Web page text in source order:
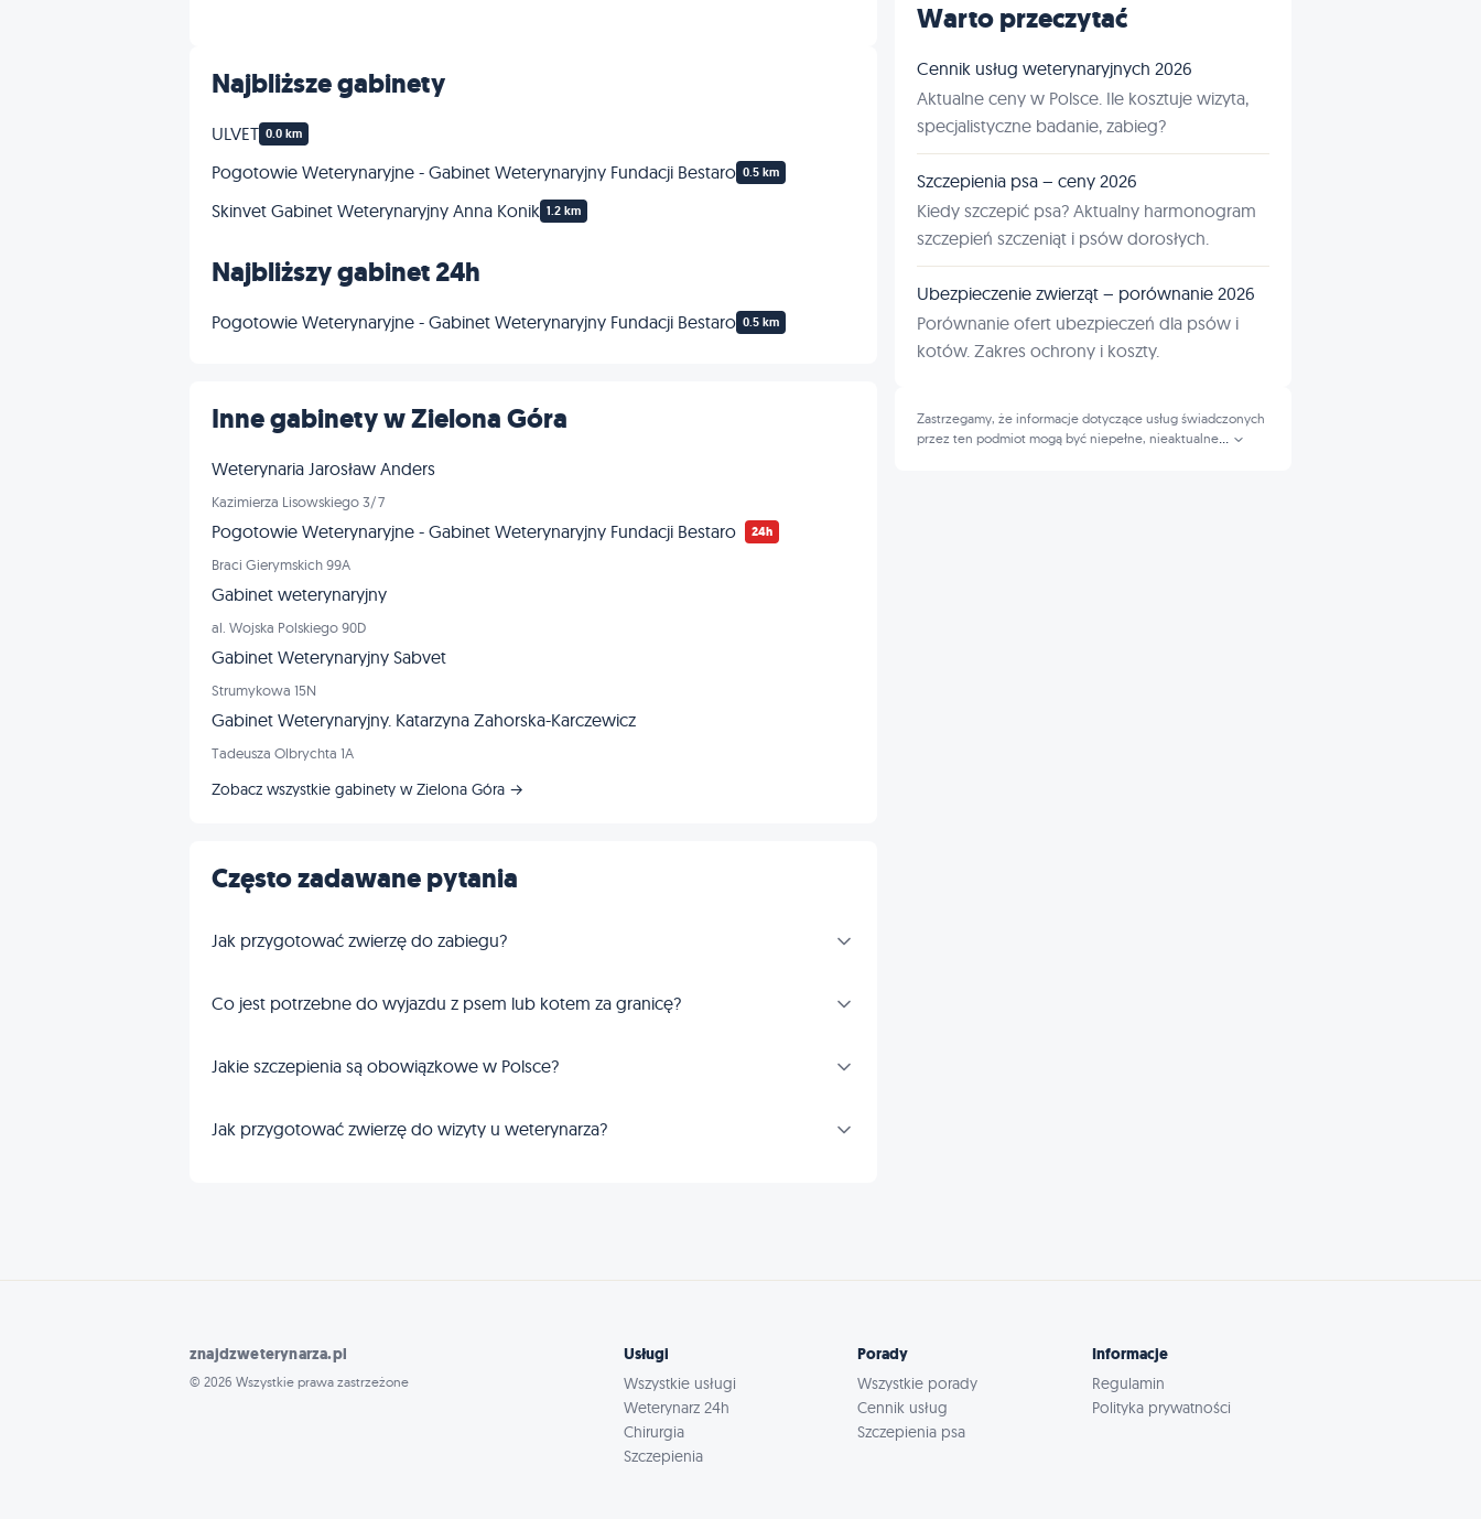
Najbliższe gabinety
ULVET 0.0 km
Pogotowie Weterynaryjne - Gabinet Weterynaryjny Fundacji Bestaro 0.5 km
Skinvet Gabinet Weterynaryjny Anna Konik 1.2 km
Najbliższy gabinet 24h
Pogotowie Weterynaryjne - Gabinet Weterynaryjny Fundacji Bestaro 0.5 km
Inne gabinety w Zielona Góra
Weterynaria Jarosław Anders
Kazimierza Lisowskiego 3/7
Pogotowie Weterynaryjne - Gabinet Weterynaryjny Fundacji Bestaro 24h
Braci Gierymskich 99A
Gabinet weterynaryjny
al. Wojska Polskiego 90D
Gabinet Weterynaryjny Sabvet
Strumykowa 15N
Gabinet Weterynaryjny. Katarzyna Zahorska-Karczewicz
Tadeusza Olbrychta 1A
Zobacz wszystkie gabinety w Zielona Góra →
Często zadawane pytania
Jak przygotować zwierzę do zabiegu?
Co jest potrzebne do wyjazdu z psem lub kotem za granicę?
Jakie szczepienia są obowiązkowe w Polsce?
Jak przygotować zwierzę do wizyty u weterynarza?
Warto przeczytać
Cennik usług weterynaryjnych 2026
Aktualne ceny w Polsce. Ile kosztuje wizyta,
specjalistyczne badanie, zabieg?
Szczepienia psa – ceny 2026
Kiedy szczepić psa? Aktualny harmonogram
szczepień szczeniąt i psów dorosłych.
Ubezpieczenie zwierząt – porównanie 2026
Porównanie ofert ubezpieczeń dla psów i
kotów. Zakres ochrony i koszty.
Zastrzegamy, że informacje dotyczące usług świadczonych
przez ten podmiot mogą być niepełne, nieaktualne...
znajdzweterynarza.pl
© 2026 Wszystkie prawa zastrzeżone
Usługi
Wszystkie usługi
Weterynarz 24h
Chirurgia
Szczepienia
Porady
Wszystkie porady
Cennik usług
Szczepienia psa
Informacje
Regulamin
Polityka prywatności